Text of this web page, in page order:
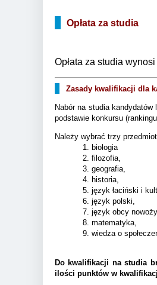
Opłata za studia
Opłata za studia
Zasady kwalifikacji dla
Nabór na studia
podstawie konkursu
Należy wybrać trzy
1. biologia
2. filozofia,
3. geografia,
4. historia,
5. język łaciński i
6. język polski,
7. język obcy
8. matematyka,
9. wiedza o
Do kwalifikacji na studia
ilości punktów w